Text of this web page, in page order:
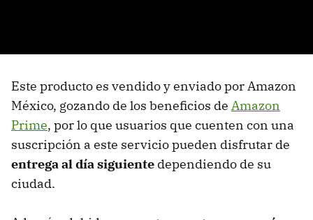
Este producto es vendido y enviado por Amazon
México, gozando de los beneficios de Amazon
Prime, por lo que usuarios que cuenten con una
suscripción a este servicio pueden disfrutar de
entrega al día siguiente dependiendo de su
ciudad.